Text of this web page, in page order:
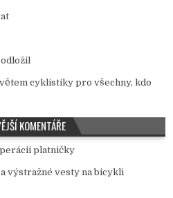
cyklistiky pro všechny, kdo
KOMENTÁŘE
platničky
výstražné vesty na bicykli